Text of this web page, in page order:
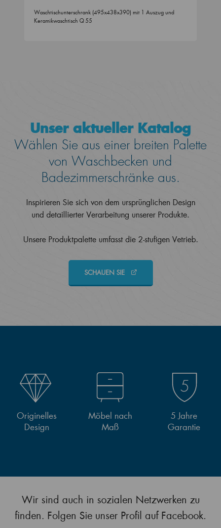
Waschtischunterschrank (495x438x390) mit 1 Auszug und
Keramikwaschtisch Q 55
Unser aktueller Katalog
Wählen Sie aus einer breiten Palette
von Waschbecken und
Badezimmerschränke aus.
Inspirieren Sie sich von dem ursprünglichen Design
und detaillierter Verarbeitung unserer Produkte.
Unsere Produktpalette umfasst die 2-stufigen Vetrieb.
SCHAUEN SIE
Originelles
Design
Möbel nach
Maß
5 Jahre
Garantie
Wir sind auch in sozialen Netzwerken zu
finden. Folgen Sie unser Profil auf Facebook.